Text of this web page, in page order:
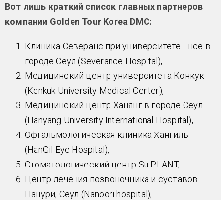
Вот лишь краткий список главных партнеров
компании Golden Tour Korea DMC:
Клиника Северанс при университете Енсе в
городе Сеул (Severance Hospital),
Медицинский центр университета Конкук
(Konkuk University Medical Center),
Медицинский центр Ханянг в городе Сеул
(Hanyang University International Hospital),
Офтальмологическая клиника Хангиль
(HanGil Eye Hospital),
Стоматологический центр Su PLANT,
Центр лечения позвоночника и суставов
Нанури, Сеул (Nanoori hospital),